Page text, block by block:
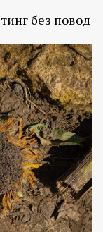
без повод